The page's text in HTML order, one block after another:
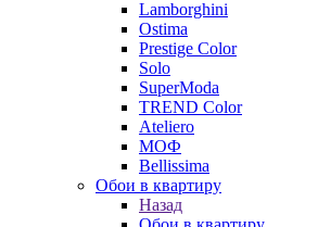
Lamborghini
Ostima
Prestige Color
Solo
SuperModa
TREND Color
Ateliero
МОФ
Bellissima
Обои в квартиру
Назад